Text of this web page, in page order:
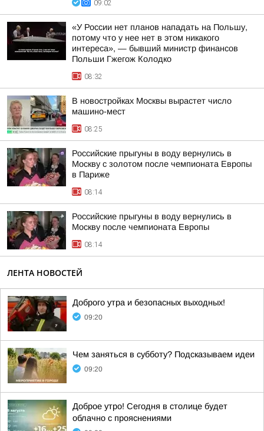
09:02
«У России нет планов нападать на Польшу,
потому что у нее нет в этом никакого
интереса», — бывший министр финансов
Польши Гжегож Колодко
08:32
В новостройках Москвы вырастет число
машино-мест
08:25
Российские прыгуны в воду вернулись в
Москву с золотом после чемпионата Европы
в Париже
08:14
Российские прыгуны в воду вернулись в
Москву после чемпионата Европы
08:14
ЛЕНТА НОВОСТЕЙ
Доброго утра и безопасных выходных!
09:20
Чем заняться в субботу? Подсказываем идеи
09:20
Доброе утро! Сегодня в столице будет
облачно с прояснениями